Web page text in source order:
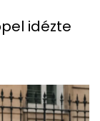
idézte